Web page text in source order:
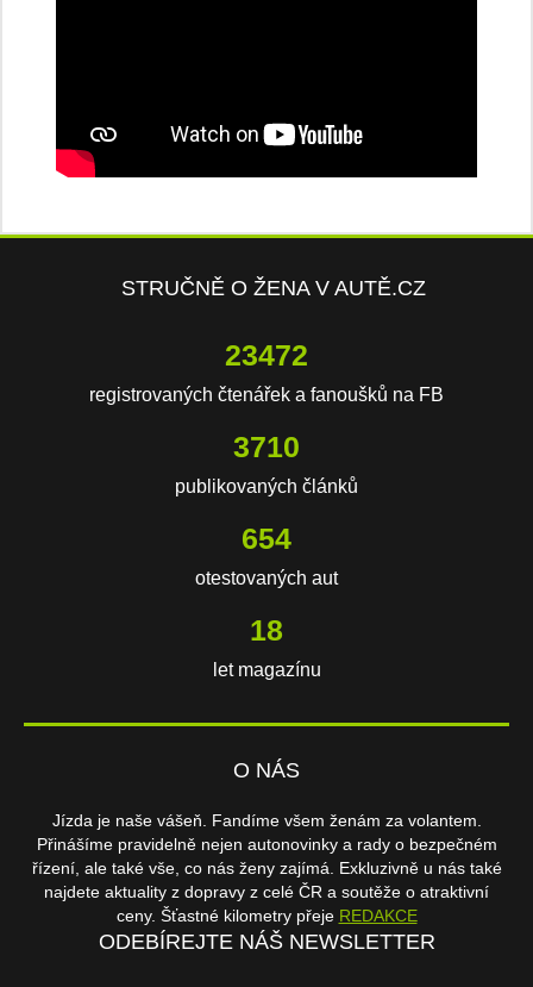
STRUČNĚ O ŽENA V AUTĚ.CZ
23472
registrovaných čtenářek a fanoušků na FB
3710
publikovaných článků
654
otestovaných aut
18
let magazínu
O NÁS
Jízda je naše vášeň. Fandíme všem ženám za volantem.
Přinášíme pravidelně nejen autonovinky a rady o bezpečném
řízení, ale také vše, co nás ženy zajímá. Exkluzivně u nás také
najdete aktuality z dopravy z celé ČR a soutěže o atraktivní
ceny. Šťastné kilometry přeje REDAKCE
ODEBÍREJTE NÁŠ NEWSLETTER